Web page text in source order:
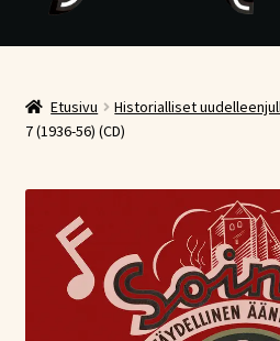
Etusivu
Kauppa
Kassa
Oma tili
Etusivu Historialliset
7 (1936-56) (CD)